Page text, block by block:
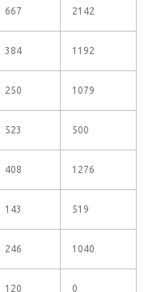
667 2142
384 1192
250 1079
523 500
408 1276
143 519
246 1040
120 0